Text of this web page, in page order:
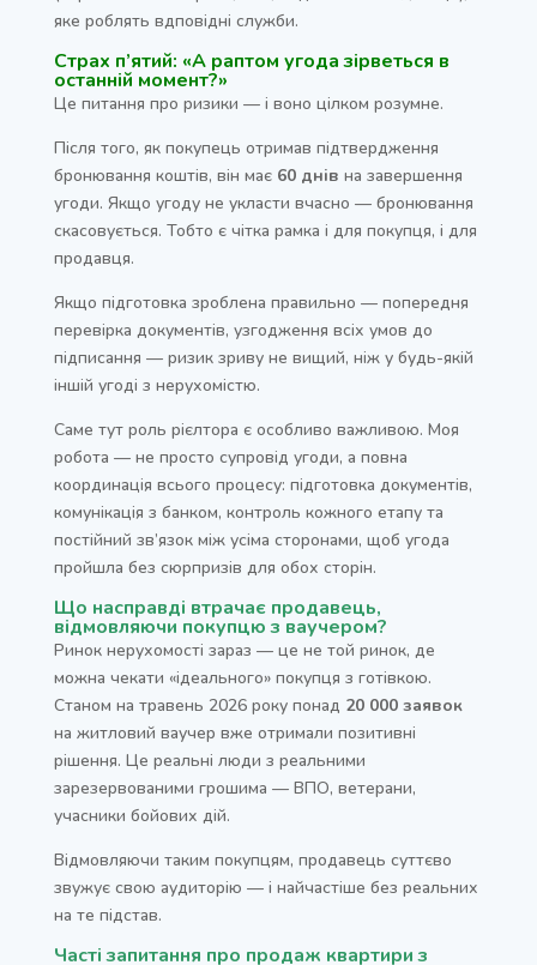
яке роблять вдповідні служби.
Страх п’ятий: «А раптом угода зірветься в
останній момент?»
Це питання про ризики — і воно цілком розумне.
Після того, як покупець отримав підтвердження
бронювання коштів, він має 60 днів на завершення
угоди. Якщо угоду не укласти вчасно — бронювання
скасовується. Тобто є чітка рамка і для покупця, і для
продавця.
Якщо підготовка зроблена правильно — попередня
перевірка документів, узгодження всіх умов до
підписання — ризик зриву не вищий, ніж у будь-якій
іншій угоді з нерухомістю.
Саме тут роль рієлтора є особливо важливою. Моя
робота — не просто супровід угоди, а повна
координація всього процесу: підготовка документів,
комунікація з банком, контроль кожного етапу та
постійний зв’язок між усіма сторонами, щоб угода
пройшла без сюрпризів для обох сторін.
Що насправді втрачає продавець,
відмовляючи покупцю з ваучером?
Ринок нерухомості зараз — це не той ринок, де
можна чекати «ідеального» покупця з готівкою.
Станом на травень 2026 року понад 20 000 заявок
на житловий ваучер вже отримали позитивні
рішення. Це реальні люди з реальними
зарезервованими грошима — ВПО, ветерани,
учасники бойових дій.
Відмовляючи таким покупцям, продавець суттєво
звужує свою аудиторію — і найчастіше без реальних
на те підстав.
Часті запитання про продаж квартири з